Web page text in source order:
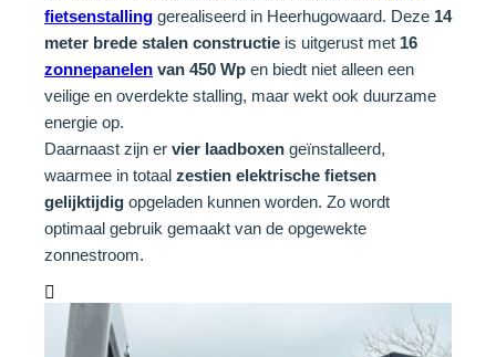
fietsenstalling gerealiseerd in Heerhugowaard. Deze 14
meter brede stalen constructie is uitgerust met 16
zonnepanelen van 450 Wp en biedt niet alleen een
veilige en overdekte stalling, maar wekt ook duurzame
energie op.
Daarnaast zijn er vier laadboxen geïnstalleerd,
waarmee in totaal zestien elektrische fietsen
gelijktijdig opgeladen kunnen worden. Zo wordt
optimaal gebruik gemaakt van de opgewekte
zonnestroom.